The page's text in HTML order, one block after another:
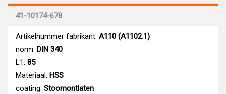
41-10174-678
Artikelnummer fabrikant: A110 (A1102.1)
norm: DIN 340
L1: 85
Materiaal: HSS
coating: Stoomontlaten